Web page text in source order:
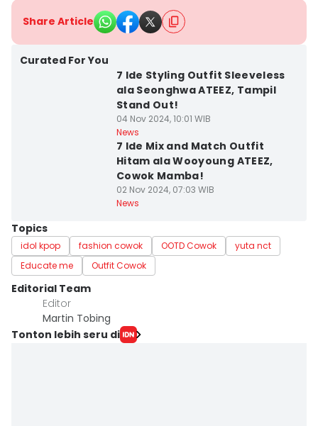
Share Article
Curated For You
7 Ide Styling Outfit Sleeveless
ala Seonghwa ATEEZ, Tampil
Stand Out!
04 Nov 2024, 10:01 WIB
News
7 Ide Mix and Match Outfit
Hitam ala Wooyoung ATEEZ,
Cowok Mamba!
02 Nov 2024, 07:03 WIB
News
Topics
idol kpop fashion cowok OOTD Cowok
yuta nct
Educate me
Outfit Cowok
Editorial Team
Editor
Martin Tobing
Tonton lebih seru di